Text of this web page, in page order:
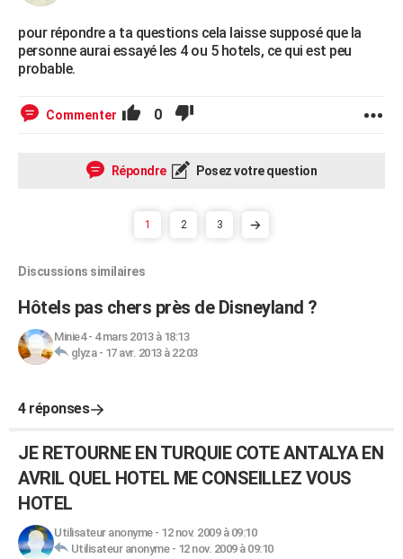
pour répondre a ta questions cela laisse supposé que la
personne aurai essayé les 4 ou 5 hotels, ce qui est peu
probable.
Commenter 0
Répondre Posez votre question
1 2 3
Discussions similaires
Hôtels pas chers près de Disneyland ?
Minie4- 4 mars 2013 à 18:13
glyza- 17 avr. 2013 à 22:03
4 réponses
JE RETOURNE EN TURQUIE COTE ANTALYA EN
AVRIL QUEL HOTEL ME CONSEILLEZ VOUS
HOTEL
Utilisateur anonyme- 12 nov. 2009 à 09:10
Utilisateur anonyme- 12 nov. 2009 à 09:10